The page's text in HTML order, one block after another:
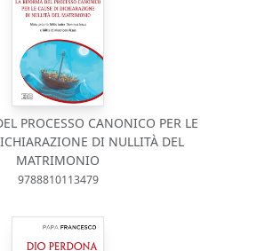
PROCESSO CANONICO PER LE
DI NULLITÀ DEL
MATRIMONIO
9788810113479